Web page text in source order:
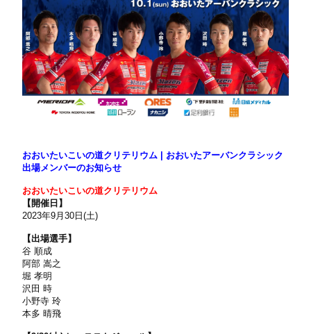
おおいたいこいの道クリテリウム
おおいたアーバンクラシック
出場メンバーのお知らせ
おおいたいこいの道クリテリウム
【開催日】
2023年9月30 日(土)
【出場選手】
谷 順成
阿部 嵩之
堀 孝明
沢田 時
小野寺 玲
本多 晴飛